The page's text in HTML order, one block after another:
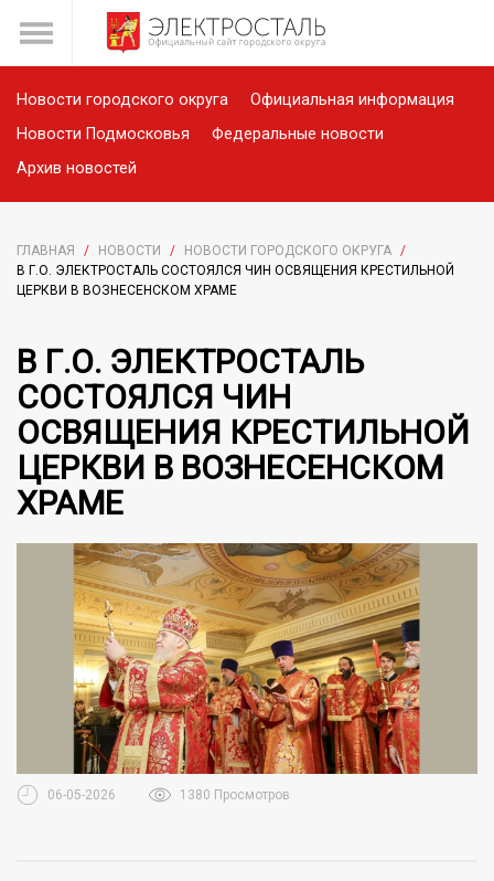
Новости городского округа
Официальная информация
Новости Подмосковья
Федеральные новости
Архив новостей
ГЛАВНАЯ / НОВОСТИ / НОВОСТИ ГОРОДСКОГО ОКРУГА /
В Г.О. ЭЛЕКТРОСТАЛЬ СОСТОЯЛСЯ ЧИН ОСВЯЩЕНИЯ КРЕСТИЛЬНОЙ
ЦЕРКВИ В ВОЗНЕСЕНСКОМ ХРАМЕ
В Г.О. ЭЛЕКТРОСТАЛЬ
СОСТОЯЛСЯ ЧИН
ОСВЯЩЕНИЯ КРЕСТИЛЬНОЙ
ЦЕРКВИ В ВОЗНЕСЕНСКОМ
ХРАМЕ
06-05-2026 1380 Просмотров